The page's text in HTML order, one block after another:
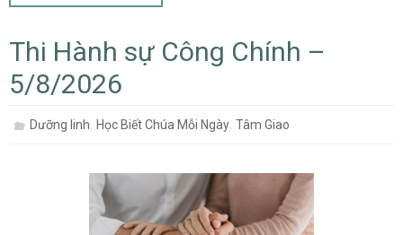
Thi Hành sự Công Chính –
5/8/2026
Dưỡng linh,Học Biết Chúa Mỗi Ngày,Tâm Giao